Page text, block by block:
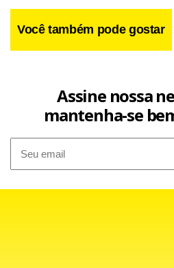
Você também pode gostar
Assine nossa
mantenha-se